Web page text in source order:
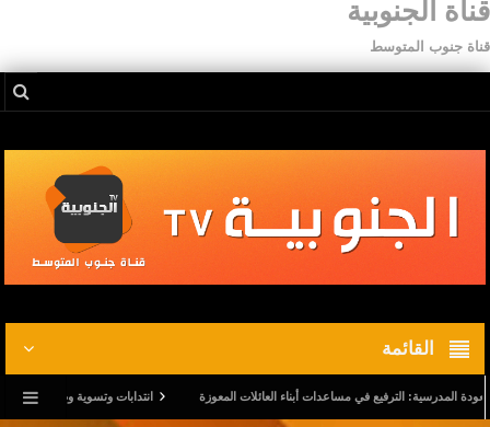
قناة الجنوبية
قناة جنوب المتوسط
القائمة
الترفيع في مساعدات أبناء العائلات المعوزة انتدابات وتسوية وضعيات.. وترفيع في